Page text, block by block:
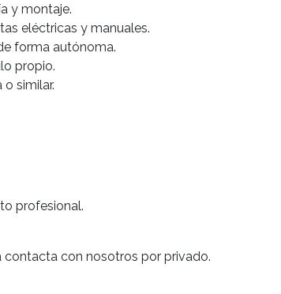
y montaje.
eléctricas y manuales.
forma autónoma.
propio.
similar.
profesional.
contacta con nosotros por privado.